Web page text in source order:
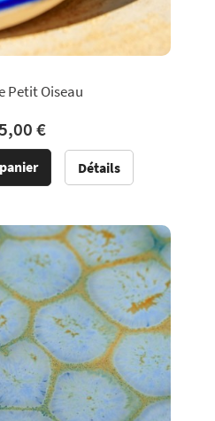
Petit Oiseau
€
Détails